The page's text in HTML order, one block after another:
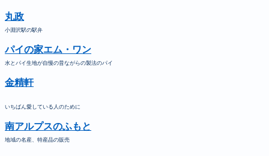
丸政
小淵沢駅の駅弁
パイの家エム・ワン
水とパイ生地が自慢の昔ながらの製法のパイ
金精軒
いちばん愛している人のために
南アルプスのふもと
地域の名産、特産品の販売